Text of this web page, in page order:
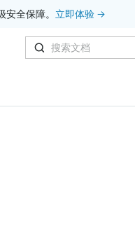
全保障。 立即体验 →